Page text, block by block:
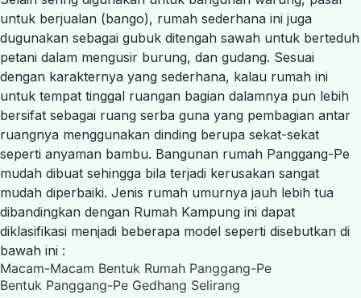
untuk berjualan (bango), rumah sederhana ini juga
dugunakan sebagai gubuk ditengah sawah untuk berteduh
petani dalam mengusir burung, dan gudang. Sesuai
dengan karakternya yang sederhana, kalau rumah ini
untuk tempat tinggal ruangan bagian dalamnya pun lebih
bersifat sebagai ruang serba guna yang pembagian antar
ruangnya menggunakan dinding berupa sekat-sekat
seperti anyaman bambu. Bangunan rumah Panggang-Pe
mudah dibuat sehingga bila terjadi kerusakan sangat
mudah diperbaiki. Jenis rumah umurnya jauh lebih tua
dibandingkan dengan Rumah Kampung ini dapat
diklasifikasi menjadi beberapa model seperti disebutkan di
bawah ini :
Macam-Macam Bentuk Rumah Panggang-Pe
Bentuk Panggang-Pe Gedhang Selirang